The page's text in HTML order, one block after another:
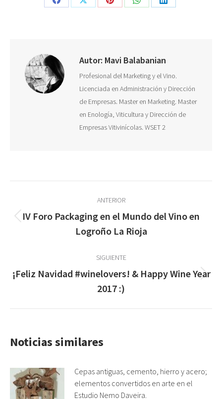
Share
Share
Share
Share
Share
Autor: Mavi Balabanian
Profesional del Marketing y el Vino.
Licenciada en Administración y Dirección
de Empresas. Master en Marketing. Master
en Enología, Viticultura y Dirección de
Empresas Vitivinícolas. WSET 2
entre
publicaciones
ANTERIOR
Publicación
anterior:
IV Foro Packaging en el Mundo del Vino en
Logroño La Rioja
SIGUIENTE
Publicación
siguiente:
¡Feliz Navidad #winelovers! & Happy Wine Year
2017 :)
Noticias similares
Cepas antiguas, cemento, hierro y acero;
elementos convertidos en arte en el
Estudio Nemo Daveira.